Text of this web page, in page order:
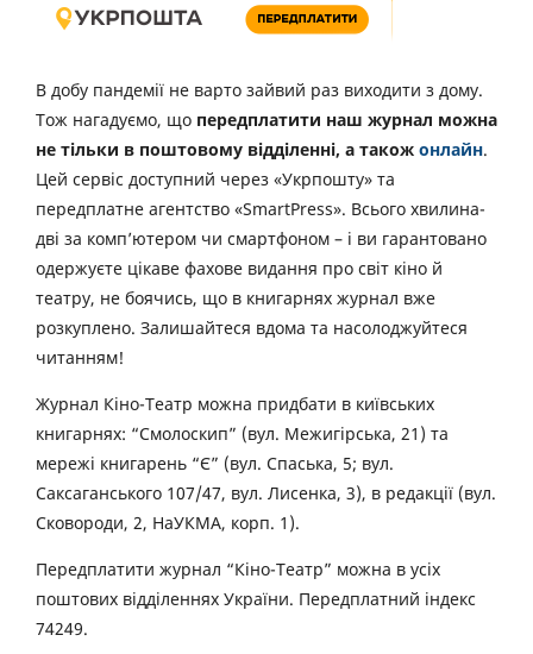
В добу пандемії не варто зайвий раз виходити з дому.
Тож нагадуємо, що передплатити наш журнал можна
не тільки в поштовому відділенні, а також онлайн.
Цей сервіс доступний через «Укрпошту» та
передплатне агентство «SmartPress». Всього хвилина-
дві за комп’ютером чи смартфоном – і ви гарантовано
одержуєте цікаве фахове видання про світ кіно й
театру, не боячись, що в книгарнях журнал вже
розкуплено. Залишайтеся вдома та насолоджуйтеся
читанням!
Журнал Кіно-Театр можна придбати в київських
книгарнях: “Смолоскип” (вул. Межигірська, 21) та
мережі книгарень “Є” (вул. Спаська, 5; вул.
Саксаганського 107/47, вул. Лисенка, 3), в редакції (вул.
Сковороди, 2, НаУКМА, корп. 1).
Передплатити журнал “Кіно-Театр” можна в усіх
поштових відділеннях України. Передплатний індекс
74249.